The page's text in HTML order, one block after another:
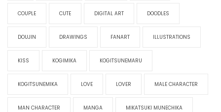
COUPLE CUTE DIGITAL ART DOODLES
DOUJIN DRAWINGS FANART ILLUSTRATIONS
KISS KOGIMIKA KOGITSUNEMARU
KOGITSUNEMIKA LOVE LOVER MALE CHARACTER
MAN CHARACTER MANGA MIKATSUKI MUNECHIKA